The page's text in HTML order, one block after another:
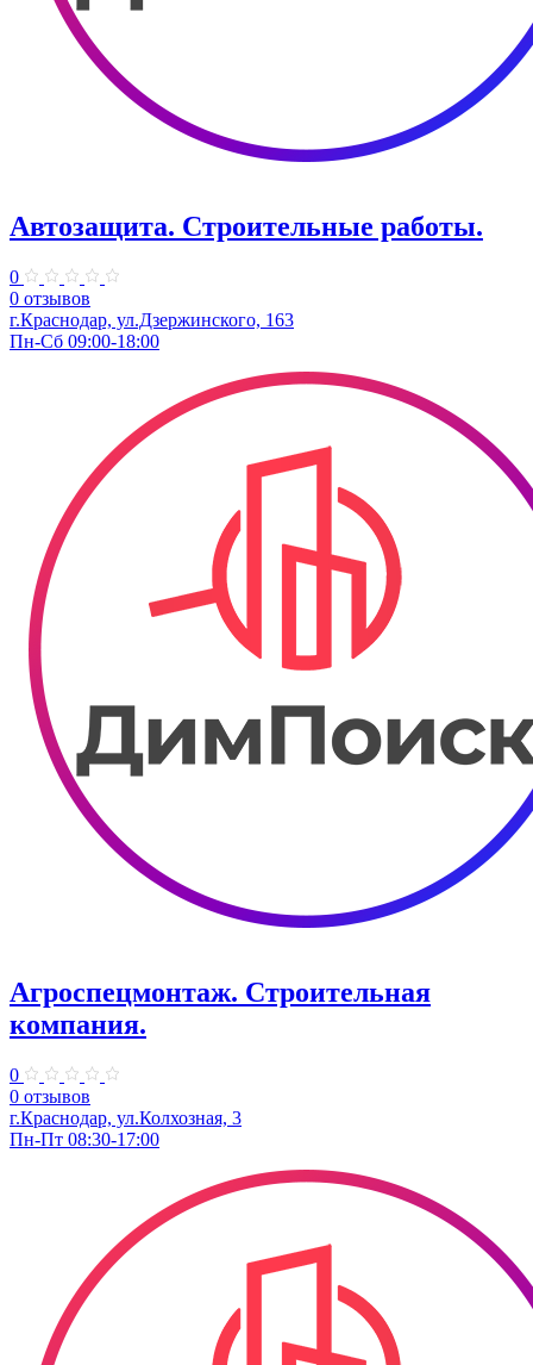
Автозащита. Строительные работы.
0
0 отзывов
г.Краснодар, ул.Дзержинского, 163
Пн-Сб 09:00-18:00
Агроспецмонтаж. Строительная
компания.
0
0 отзывов
г.Краснодар, ул.Колхозная, 3
Пн-Пт 08:30-17:00